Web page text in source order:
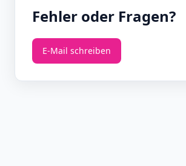
Fehler oder Fragen?
E‑Mail schreiben